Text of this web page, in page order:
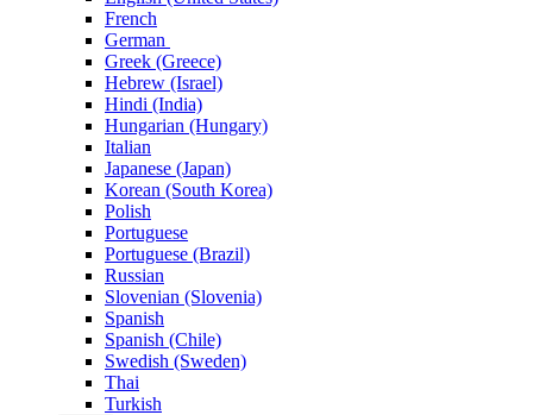
French
German
Greek (Greece)
Hebrew (Israel)
Hindi (India)
Hungarian (Hungary)
Italian
Japanese (Japan)
Korean (South Korea)
Polish
Portuguese
Portuguese (Brazil)
Russian
Slovenian (Slovenia)
Spanish
Spanish (Chile)
Swedish (Sweden)
Thai
Turkish